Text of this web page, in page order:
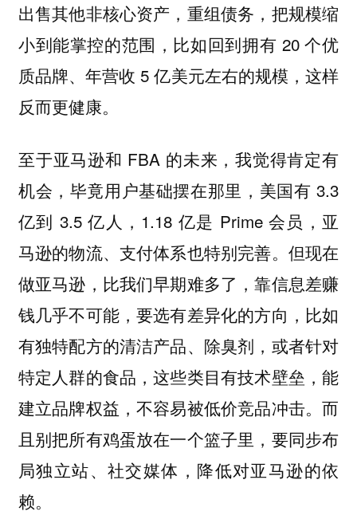
出售其他非核心资产，重组债务，把规模缩
小到能掌控的范围，比如回到拥有 20 个优
质品牌、年营收 5 亿美元左右的规模，这样
反而更健康。
至于亚马逊和 FBA 的未来，我觉得肯定有
机会，毕竟用户基础摆在那里，美国有 3.3
亿到 3.5 亿人，1.18 亿是 Prime 会员，亚
马逊的物流、支付体系也特别完善。但现在
做亚马逊，比我们早期难多了，靠信息差赚
钱几乎不可能，要选有差异化的方向，比如
有独特配方的清洁产品、除臭剂，或者针对
特定人群的食品，这些类目有技术壁垒，能
建立品牌权益，不容易被低价竞品冲击。而
且别把所有鸡蛋放在一个篮子里，要同步布
局独立站、社交媒体，降低对亚马逊的依
赖。